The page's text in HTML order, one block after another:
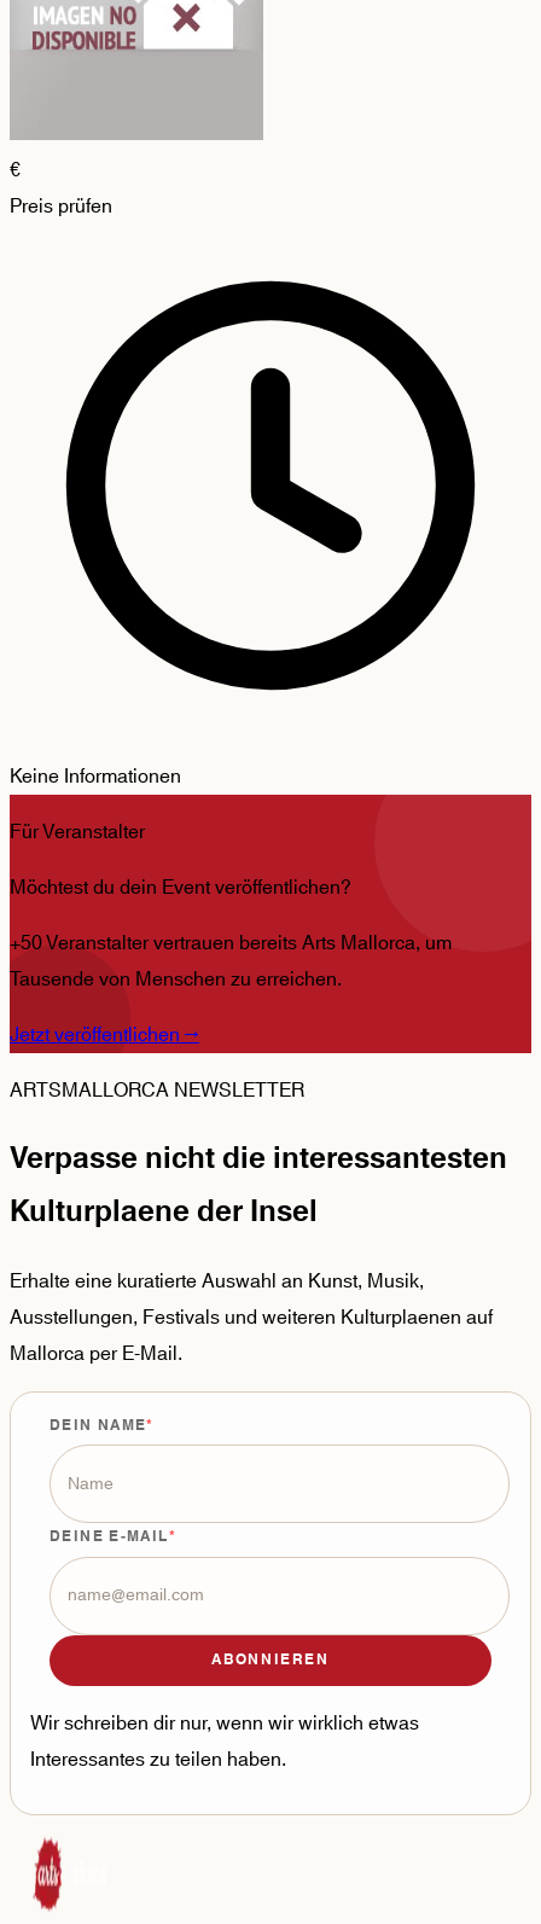
€
Preis prüfen
Keine Informationen
Für Veranstalter
Möchtest du dein Event veröffentlichen?
+50 Veranstalter vertrauen bereits Arts Mallorca, um
Tausende von Menschen zu erreichen.
Jetzt veröffentlichen→
ARTSMALLORCA NEWSLETTER
Verpasse nicht die interessantesten
Kulturplaene der Insel
Erhalte eine kuratierte Auswahl an Kunst, Musik,
Ausstellungen, Festivals und weiteren Kulturplaenen auf
Mallorca per E-Mail.
DEIN NAME
DEINE E-MAIL
ABONNIEREN
Wir schreiben dir nur, wenn wir wirklich etwas
Interessantes zu teilen haben.